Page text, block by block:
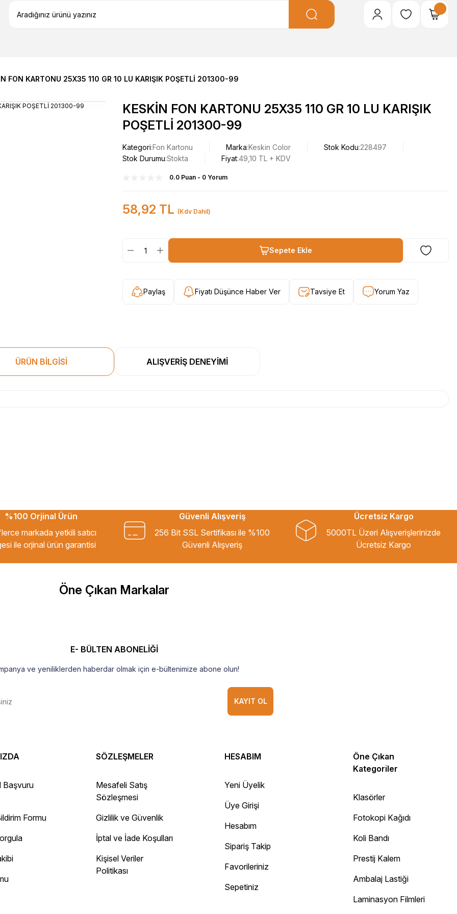
FON KARTONU 25X35 110 GR 10 LU KARIŞIK POŞETLİ 201300-99
KESKİN FON KARTONU 25X35 110 GR 10 LU KARIŞIK
POŞETLİ 201300-99
Kategori Fon Kartonu Marka Keskin Color Stok Kodu 228497
Stok Durumu Stokta Fiyat49,10 TL + KDV
0.0 Puan - 0 Yorum
58,92 TL (Kdv Dahil)
Sepete Ekle
Paylaş Fiyatı Düşünce Haber Ver Tavsiye Et Yorum Yaz
ÜRÜN BİLGİSİ ALIŞVERİŞ DENEYİMİ
ederim.
ederim.
site
%100 Orjinal Ürün
markada yetkili satıcı
ile orjinal ürün garantisi
Güvenli Alışveriş
256 Bit SSL Sertifikası ile %100
Güvenli Alışveriş
Ücretsiz Kargo
5000TL Üzeri Alışverişlerinizde
Ücretsiz Kargo
Öne Çıkan Markalar
E- BÜLTEN ABONELİĞİ
ve yeniliklerden haberdar olmak için e-bültenimize abone olun!
KAYIT OL
Başvuru
Formu
SÖZLEŞMELER
Mesafeli Satış
Sözleşmesi
Gizlilik ve Güvenlik
İptal ve İade Koşulları
Kişisel Veriler
Politikası
HESABIM
Yeni Üyelik
Üye Girişi
Hesabım
Sipariş Takip
Favorileriniz
Sepetiniz
Öne Çıkan
Kategoriler
Klasörler
Fotokopi Kağıdı
Koli Bandı
Prestij Kalem
Ambalaj Lastiği
Laminasyon Filmleri